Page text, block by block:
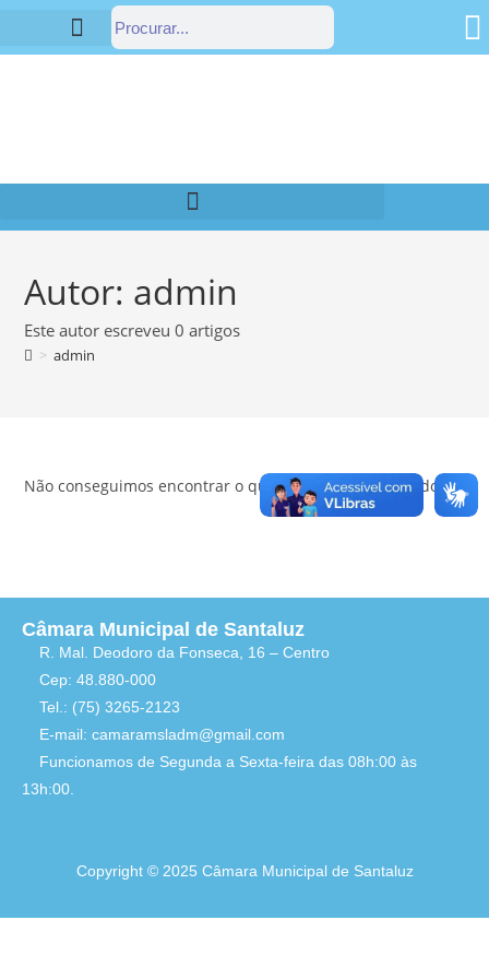
Autor: admin
Este autor escreveu 0 artigos
> admin
Não conseguimos encontrar o que você está procurando.
Câmara Municipal de Santaluz
R. Mal. Deodoro da Fonseca, 16 – Centro
Cep: 48.880-000
Tel.: (75) 3265-2123
E-mail: camaramsladm@gmail.com
Funcionamos de Segunda a Sexta-feira das 08h:00 às
13h:00.
Copyright © 2025 Câmara Municipal de Santaluz